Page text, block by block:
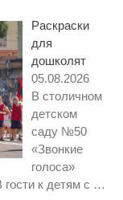
Раскраски
для
дошколят
05.08.2026
В столичном
детском
саду №50
«Звонкие
голоса»
к детям с …